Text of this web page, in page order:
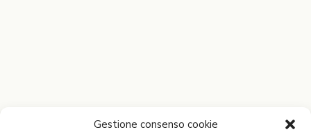
Gestione consenso cookie